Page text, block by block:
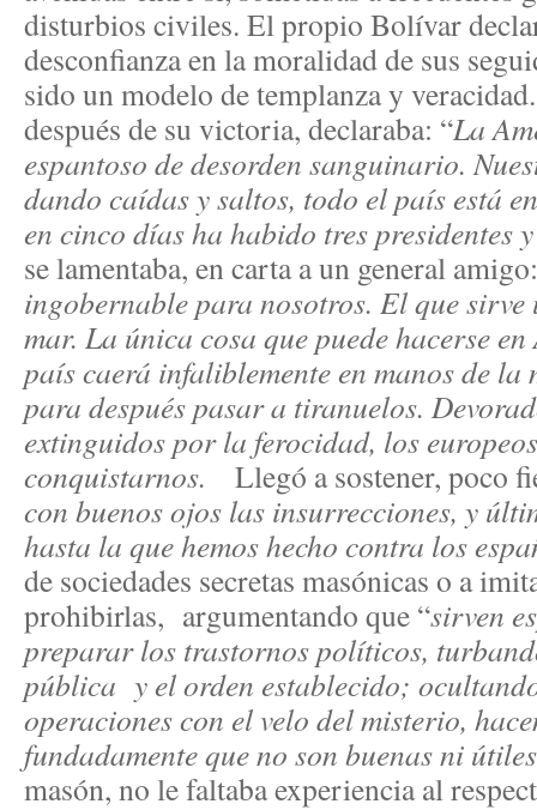
disturbios civiles. El propio Bolívar
desconfianza en la moralidad de sus
sido un modelo de templanza y
después de su victoria, declaraba: “La
espantoso de desorden sanguinario.
dando caídas y saltos, todo el país está
en cinco días ha habido tres presidentes
se lamentaba, en carta a un general
ingobernable para nosotros. El que
mar. La única cosa que puede hacerse
país caerá infaliblemente en manos de la
para después pasar a tiranuelos.
extinguidos por la ferocidad, los
conquistarnos.
Llegó a sostener, poco
con buenos ojos las insurrecciones, y
hasta la que hemos hecho contra los
de sociedades secretas masónicas o a
prohibirlas, argumentando que “sirven
preparar los trastornos políticos,
pública y el orden establecido;
operaciones con el velo del misterio,
fundadamente que no son buenas ni
masón, no le faltaba experiencia al